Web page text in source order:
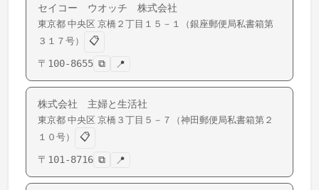
セイコー ウオッチ 株式会社
東京都 中央区 京橋 ２丁目１５－１（銀座郵便局私書箱第
３１７号）
📋
〒 100-8655 ⧉ 📍
株式会社 主婦と生活社
東京都 中央区 京橋 ３丁目５－７（神田郵便局私書箱第２
１０号）
📋
〒 101-8716 ⧉ 📍